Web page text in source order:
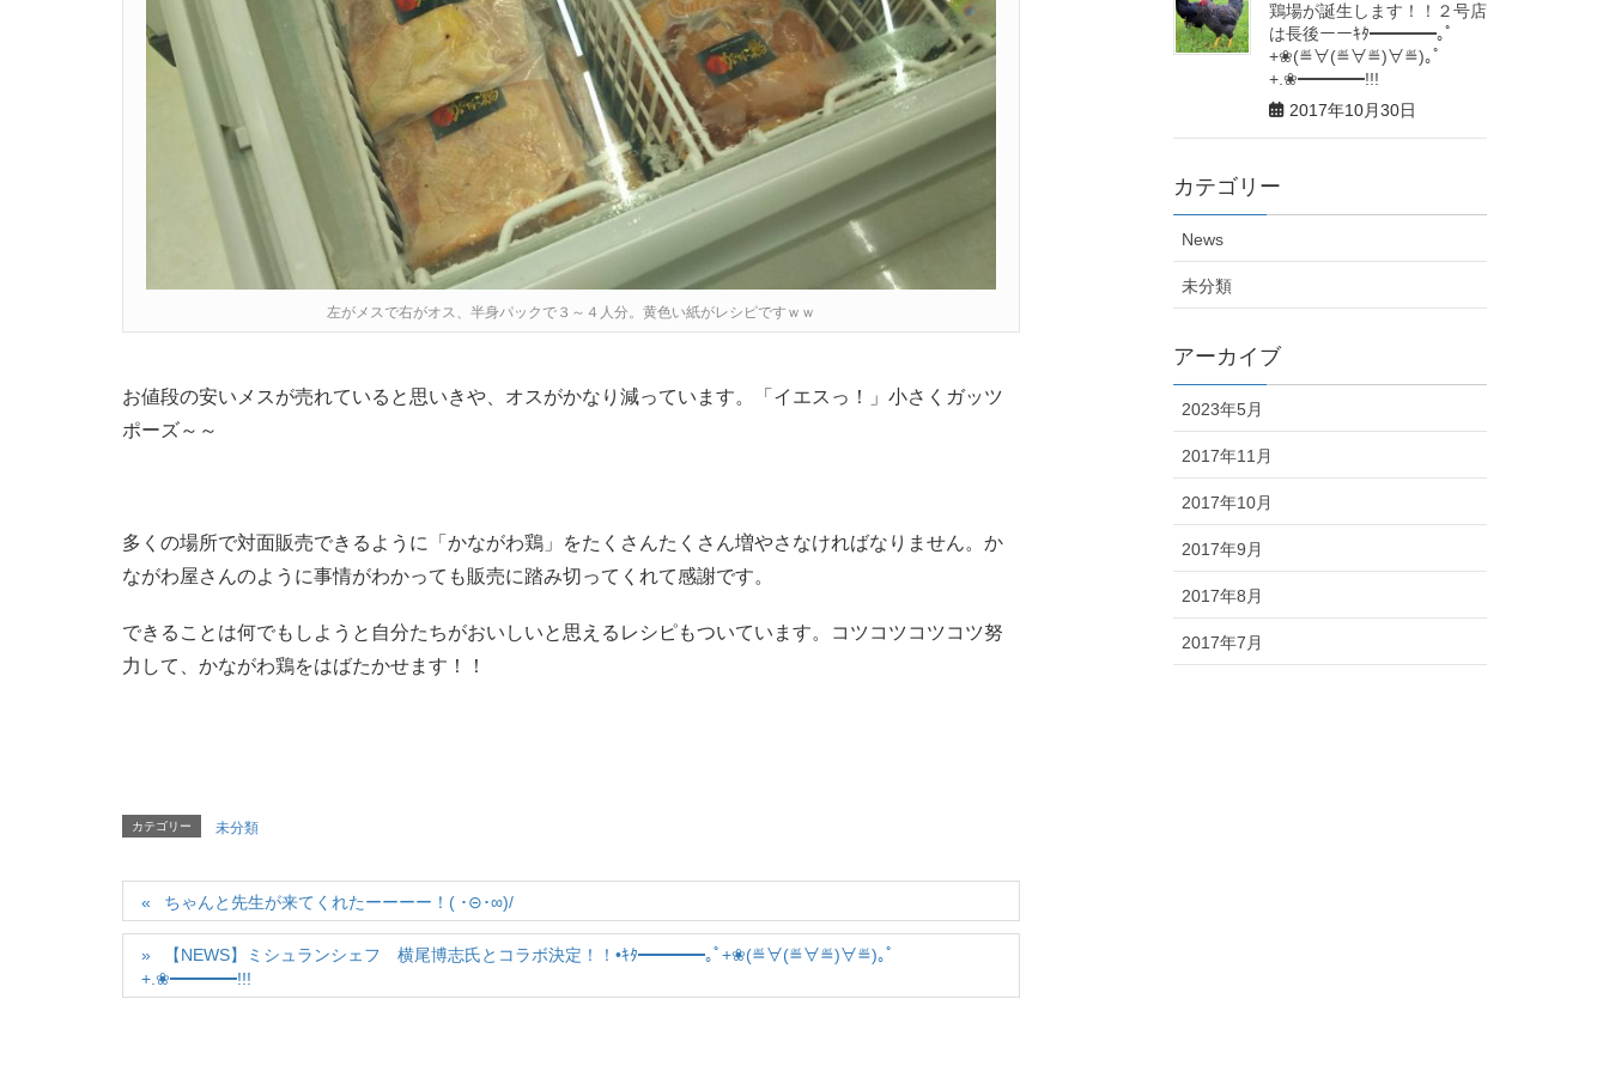
左がメスで右がオス、半身パックで３～４人分。黄色い紙がレシピですｗｗ
お値段の安いメスが売れていると思いきや、オスがかなり減っています。「イエスっ！」小さくガッツ
ポーズ～～
多くの場所で対面販売できるように「かながわ鶏」をたくさんたくさん増やさなければなりません。か
ながわ屋さんのように事情がわかっても販売に踏み切ってくれて感謝です。
できることは何でもしようと自分たちがおいしいと思えるレシピもついています。コツコツコツコツ努
力して、かながわ鶏をはばたかせます！！
カテゴリー 未分類
ちゃんと先生が来てくれたーーーー！( ･⊝･∞)/
【NEWS】ミシュランシェフ 横尾博志氏とコラボ決定！！•ｷﾀ━━━━｡ﾟ+❀(≝∀(≝∀≝)∀≝)｡ﾟ
+.❀━━━━!!!
鶏場が誕生します！！２号店
は長後ーーｷﾀ━━━━｡ﾟ
+❀(≝∀(≝∀≝)∀≝)｡ﾟ
+.❀━━━━!!!
2017年10月30日
カテゴリー
News
未分類
アーカイブ
2023年5月
2017年11月
2017年10月
2017年9月
2017年8月
2017年7月